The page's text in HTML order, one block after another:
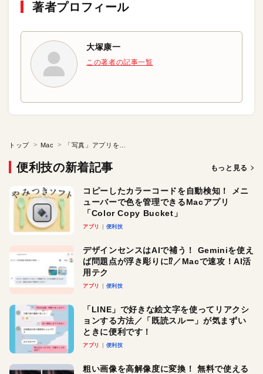
著者プロフィール
大塚康一
この著者の記事一覧
トップ Mac
便利技の新着記事 もっと見る
コピーしたカラーコードを自動検知！ メニ
ューバーで色を管理できるMacアプリ
「Color Copy Bucket」
アプリ 便利技
デザインセンスはAIで補う！ Geminiを使え
ば問題点が浮き彫りに⁉︎／Macで速攻！AI活
用テク
アプリ 便利技
「LINE」で好きな絵文字を使ってリアクシ
ョンする方法／「既読スルー」が気まずい
ときに便利です！
アプリ 便利技
粗い画像を高解像度に変換！ 無料で使える